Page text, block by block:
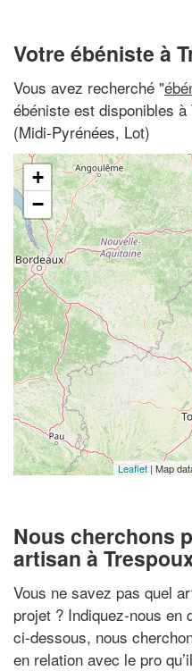
Votre ébéniste à
Vous avez recherché "
ébéniste est disponibles
(Midi-Pyrénées, Lot)
+
−
Leaflet | Map
Nous cherchons
artisan à
Vous ne savez pas quel
projet ? Indiquez-nous en
ci-dessous, nous
en relation avec le pro